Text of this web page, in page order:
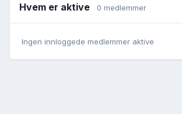
Hvem er aktive 0 medlemmer
Ingen innloggede medlemmer aktive